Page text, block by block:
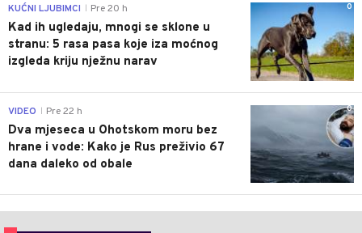
0
KUĆNI LJUBIMCI Pre 20 h
Kad ih ugledaju, mnogi se sklone u
stranu: 5 rasa pasa koje iza moćnog
izgleda kriju nježnu narav
0
VIDEO Pre 22 h
Dva mjeseca u Ohotskom moru bez
hrane i vode: Kako je Rus preživio 67
dana daleko od obale